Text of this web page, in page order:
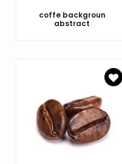
coffe backgroun
abstract